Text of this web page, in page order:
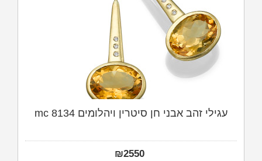
עגילי זהב אבני חן סיטרין ויהלומים mc 8134
₪2550